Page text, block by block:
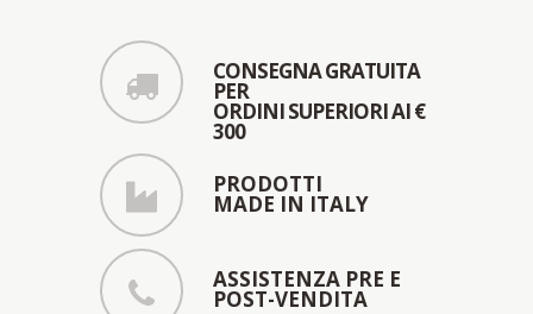
CONSEGNA GRATUITA
PER
ORDINI SUPERIORI AI €
300
PRODOTTI
MADE IN ITALY
ASSISTENZA PRE E
POST-VENDITA